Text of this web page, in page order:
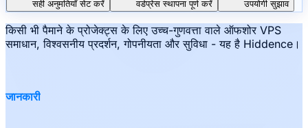
सही अनुमतियाँ सेट करें
वर्डप्रेस स्थापना पूर्ण करें उपयोगी सुझाव
किसी भी पैमाने के प्रोजेक्ट्स के लिए उच्च-गुणवत्ता वाले ऑफशोर VPS
समाधान, विश्वसनीय प्रदर्शन, गोपनीयता और सुविधा - यह है Hiddence।
जानकारी